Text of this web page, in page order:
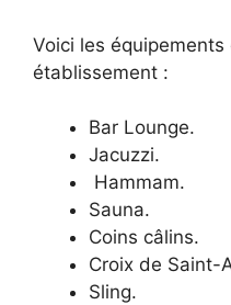
Voici les
établissement :
Bar Lounge.
Jacuzzi.
Hammam.
Sauna.
Coins câlins.
Croix de Saint-
Sling.